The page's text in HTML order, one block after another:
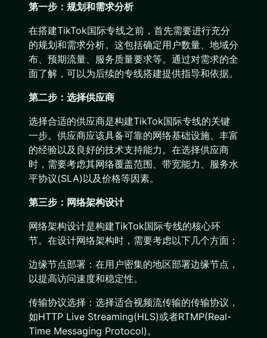
第一步：规划和需求分析
在搭建TikTok国际专线之前，首先需要进行充分
的规划和需求分析。这包括确定用户数量、地域分
布、预期流量、服务质量要求等。通过对需求的全
面了解，可以为后续的专线搭建提供指导和依据。
第二步：选择供应商
选择合适的供应商是构建TikTok国际专线的关键
一步。供应商应该具备可靠的网络基础设施、丰富
的经验以及良好的技术支持能力。在选择供应商
时，需要考虑其网络覆盖范围、带宽能力、服务水
平协议(SLA)以及价格等因素。
第三步：网络架构设计
网络架构设计是构建TikTok国际专线的核心环
节。在设计网络架构时，需要考虑以下几个方面：
边缘节点部署：在用户密集的地区部署边缘节点，
以提高访问速度和稳定性。
传输协议选择：选择适合视频流传输的传输协议，
如HTTP Live Streaming(HLS)或者RTMP(Real-
Time Messaging Protocol)。